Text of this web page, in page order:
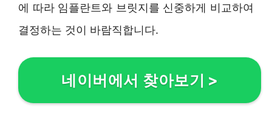
에 따라 임플란트와 브릿지를 신중하게 비교하여
결정하는 것이 바람직합니다.
네이버에서 찾아보기 >